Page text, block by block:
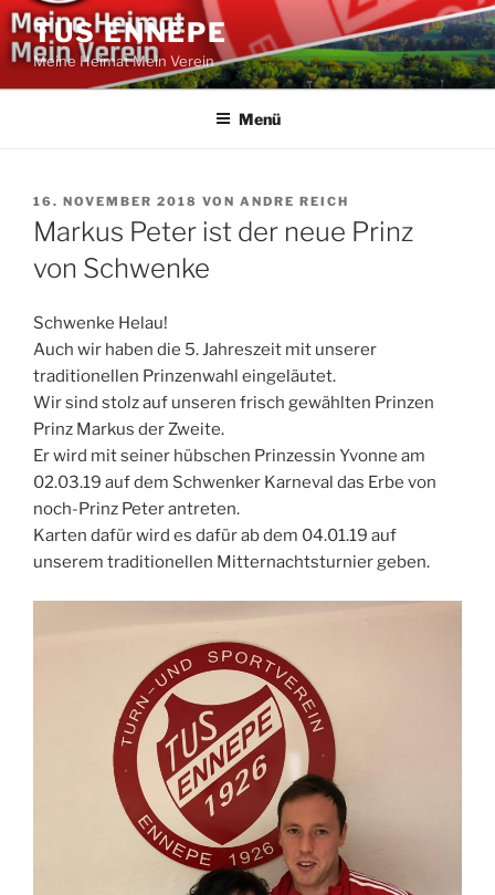
Zum
Inhalt
springen
TUS ENNEPE
Meine Heimat Mein Verein
Menü
VERÖFFENTLICHT
AM
16. NOVEMBER 2018 VON ANDRE REICH
Markus Peter ist der neue Prinz
von Schwenke
Schwenke Helau!
Auch wir haben die 5. Jahreszeit mit unserer
traditionellen Prinzenwahl eingeläutet.
Wir sind stolz auf unseren frisch gewählten Prinzen
Prinz Markus der Zweite.
Er wird mit seiner hübschen Prinzessin Yvonne am
02.03.19 auf dem Schwenker Karneval das Erbe von
noch-Prinz Peter antreten.
Karten dafür wird es dafür ab dem 04.01.19 auf
unserem traditionellen Mitternachtsturnier geben.